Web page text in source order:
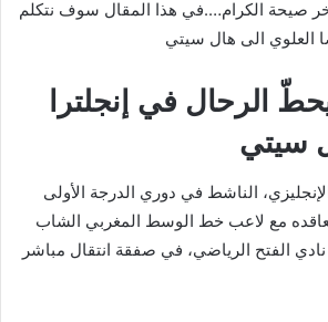
صيحة الكرام….في هذا المقال سوف نتكلم
العلوي الى هال سيتي
الرحال في إنجلترا
سيتي
الناشط في دوري الدرجة الأولى
مع لاعب خط الوسط المغربي الشاب
الفتح الرياضي، في صفقة انتقال مباشر